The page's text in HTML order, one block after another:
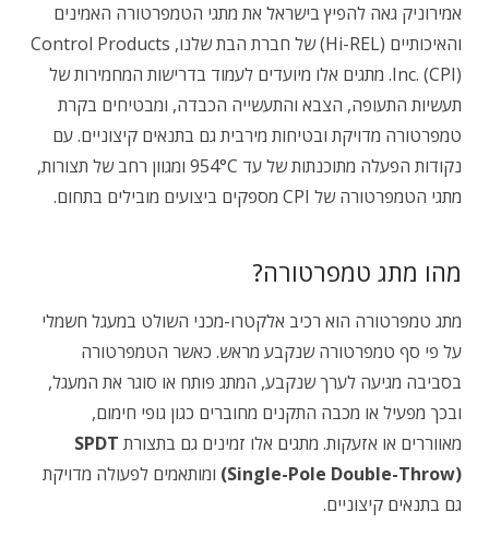
אמירוניק גאה להפיץ בישראל את מתגי הטמפרטורה האמינים
והאיכותיים (Hi-REL) של חברת הבת שלנו, Control Products
Inc. (CPI). מתגים אלו מיועדים לעמוד בדרישות המחמירות של
תעשיות התעופה, הצבא והתעשייה הכבדה, ומבטיחים בקרת
טמפרטורה מדויקת ובטיחות מירבית גם בתנאים קיצוניים. עם
נקודות הפעלה מתוכנתות של עד 954°C ומגוון רחב של תצורות,
מתגי הטמפרטורה של CPI מספקים ביצועים מובילים בתחום.
מהו מתג טמפרטורה?
מתג טמפרטורה הוא רכיב אלקטרו-מכני השולט במעגל חשמלי
על פי סף טמפרטורה שנקבע מראש. כאשר הטמפרטורה
בסביבה מגיעה לערך שנקבע, המתג פותח או סוגר את המעגל,
ובכך מפעיל או מכבה התקנים מחוברים כגון גופי חימום,
מאווררים או אזעקות. מתגים אלו זמינים גם בתצורת SPDT
(Single-Pole Double-Throw) ומותאמים לפעולה מדויקת
גם בתנאים קיצוניים.